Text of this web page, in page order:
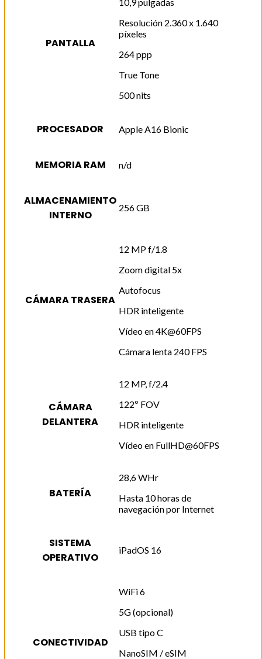
PANTALLA
Resolución 2.360 x 1.640
píxeles
264 ppp
True Tone
500 nits
PROCESADOR Apple A16 Bionic
MEMORIA RAM n/d
ALMACENAMIENTO
INTERNO
256 GB
CÁMARA TRASERA
12 MP f/1.8
Zoom digital 5x
Autofocus
HDR inteligente
Vídeo en 4K@60FPS
Cámara lenta 240 FPS
CÁMARA
DELANTERA
12 MP, f/2.4
122º FOV
HDR inteligente
Vídeo en FullHD@60FPS
BATERÍA
28,6 WHr
Hasta 10 horas de
navegación por Internet
SISTEMA
OPERATIVO
iPadOS 16
CONECTIVIDAD
WiFi 6
5G (opcional)
USB tipo C
NanoSIM / eSIM